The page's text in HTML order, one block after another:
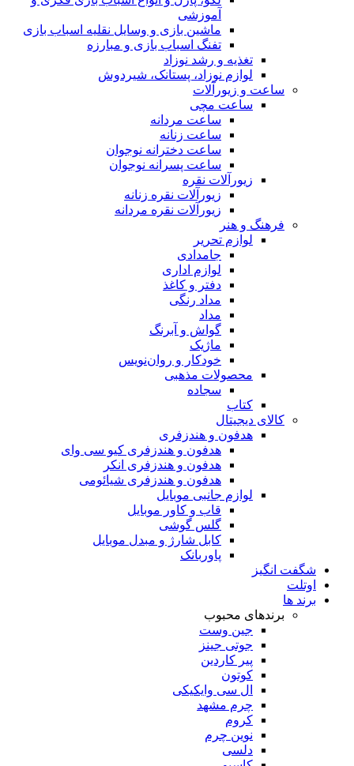
آموزشی
ماشین بازی و وسایل نقلیه اسباب بازی
تفنگ اسباب بازی و مبارزه
تغذیه و رشد نوزاد
لوازم نوزاد، پستانک، شیردوش
ساعت و زیور‌آلات
ساعت مچی
ساعت مردانه
ساعت زنانه
ساعت دخترانه نوجوان
ساعت پسرانه نوجوان
زیورآلات نقره
زیورآلات نقره زنانه
زیورآلات نقره مردانه
فرهنگ و هنر
لوازم تحریر
جامدادی
لوازم اداری
دفتر و کاغذ
مداد رنگی
مداد
گواش و آبرنگ
ماژیک
خودکار و روان‌نویس
محصولات مذهبی
سجاده
کتاب
کالای دیجیتال
هدفون و هندزفری
هدفون و هندزفری کیو سی وای
هدفون و هندزفری انکر
هدفون و هندزفری شیائومی
لوازم جانبی موبایل
قاب و کاور موبایل
گلس گوشی
کابل شارژ و مبدل موبایل
پاوربانک
شگفت انگیز
اوتلت
برند ها
برندهای محبوب
جین وست
جوتی جینز
پیر کاردین
کوتون
ال سی وایکیکی
چرم مشهد
کروم
نوین چرم
دلسی